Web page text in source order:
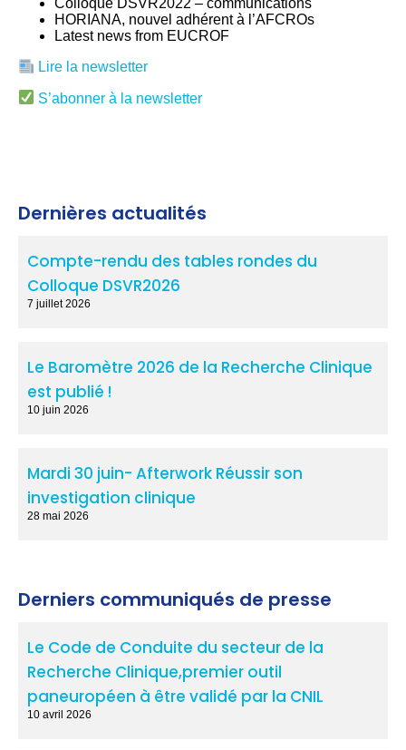
HORIANA, nouvel adhérent à l’AFCROs
Latest news from EUCROF
Lire la newsletter
S’abonner à la newsletter
Dernières actualités
Compte-rendu des tables rondes du
Colloque DSVR2026
7 juillet 2026
Le Baromètre 2026 de la Recherche Clinique
est publié !
10 juin 2026
Mardi 30 juin- Afterwork Réussir son
investigation clinique
28 mai 2026
Derniers communiqués de presse
Le Code de Conduite du secteur de la
Recherche Clinique,premier outil
paneuropéen à être validé par la CNIL
10 avril 2026